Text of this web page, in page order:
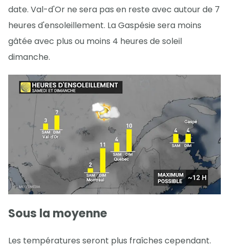
date. Val-d'Or ne sera pas en reste avec autour de 7
heures d'ensoleillement. La Gaspésie sera moins
gâtée avec plus ou moins 4 heures de soleil
dimanche.
Sous la moyenne
Les températures seront plus fraîches cependant.